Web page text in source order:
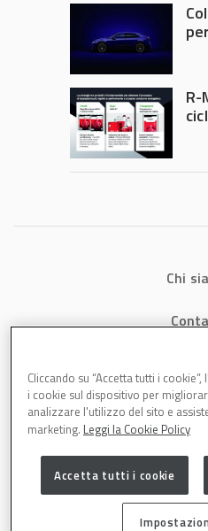
di
R-
Chi
Cliccando su “Accetta tutti i
i cookie sul dispositivo per
analizzare l'utilizzo del sito e
marketing. Leggi la Cookie Policy
Accetta tutti i cookie